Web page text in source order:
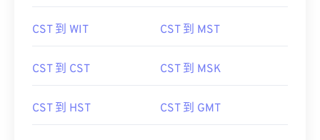
CST 到 WIT CST 到 MST
CST 到 CST CST 到 MSK
CST 到 HST CST 到 GMT